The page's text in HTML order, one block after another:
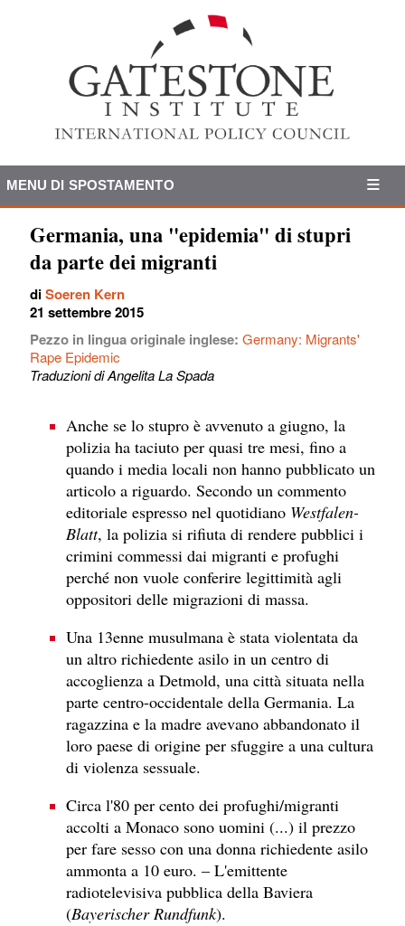
MENU DI SPOSTAMENTO
Germania, una "epidemia" di stupri
da parte dei migranti
diSoeren Kern
21 settembre 2015
Pezzo in lingua originale inglese: Germany: Migrants'
Rape Epidemic
Traduzioni di Angelita La Spada
Anche se lo stupro è avvenuto a giugno, la
polizia ha taciuto per quasi tre mesi, fino a
quando i media locali non hanno pubblicato un
articolo a riguardo. Secondo un commento
editoriale espresso nel quotidiano Westfalen-
Blatt, la polizia si rifiuta di rendere pubblici i
crimini commessi dai migranti e profughi
perché non vuole conferire legittimità agli
oppositori delle migrazioni di massa.
Una 13enne musulmana è stata violentata da
un altro richiedente asilo in un centro di
accoglienza a Detmold, una città situata nella
parte centro-occidentale della Germania. La
ragazzina e la madre avevano abbandonato il
loro paese di origine per sfuggire a una cultura
di violenza sessuale.
Circa l'80 per cento dei profughi/migranti
accolti a Monaco sono uomini (...) il prezzo
per fare sesso con una donna richiedente asilo
ammonta a 10 euro. – L'emittente
radiotelevisiva pubblica della Baviera
(Bayerischer Rundfunk).